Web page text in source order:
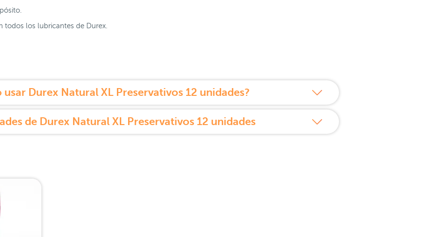
todos los lubricantes de Durex.
usar Durex Natural XL Preservativos 12 unidades?
de Durex Natural XL Preservativos 12 unidades